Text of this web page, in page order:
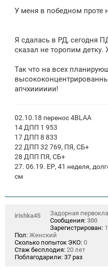
б
и
У меня в победном проте
Я сдалась в РД, сегодня
сказал не торопим
Так что на всех
апчхииииии!
02.10.18 перенос 4BLAA
14 ДПП 1 953
17 ДПП 8 833
22 ДПП 32 769, ПЯ, СБ+
28 ДПП ПЯ, СБ+
27. 06.19. ЕР, 41 неделя,
см
irishka45
Задорная
Сообщения: 300
Зарегистрирован:
Пол: Женский
Сколько попыток ЭКО: 0
Стаж бесплодия: 20 лет
Поблагодарили: 37 раз